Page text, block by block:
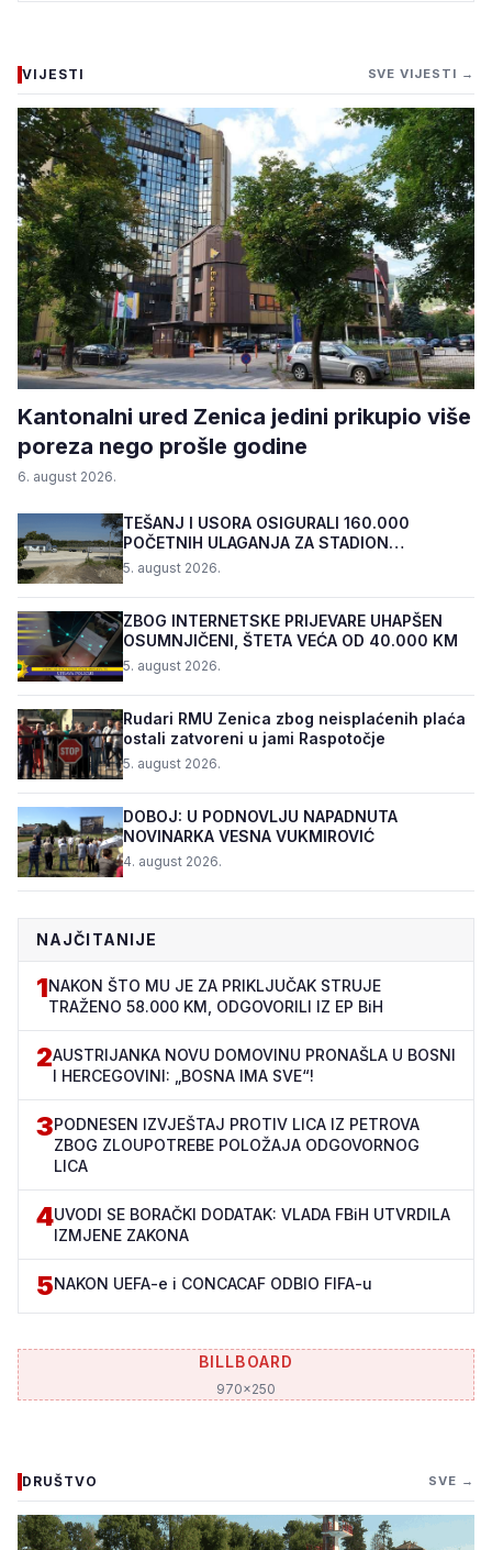
VIJESTI SVE VIJESTI →
Kantonalni ured Zenica jedini prikupio više
poreza nego prošle godine
6. august 2026.
TEŠANJ I USORA OSIGURALI 160.000
POČETNIH ULAGANJA ZA STADION
„TOPOLIK“
5. august 2026.
ZBOG INTERNETSKE PRIJEVARE UHAPŠEN
OSUMNJIČENI, ŠTETA VEĆA OD 40.000 KM
5. august 2026.
Rudari RMU Zenica zbog neisplaćenih plaća
ostali zatvoreni u jami Raspotočje
5. august 2026.
DOBOJ: U PODNOVLJU NAPADNUTA
NOVINARKA VESNA VUKMIROVIĆ
4. august 2026.
NAJČITANIJE
1NAKON ŠTO MU JE ZA PRIKLJUČAK STRUJE
TRAŽENO 58.000 KM, ODGOVORILI IZ EP BiH
2AUSTRIJANKA NOVU DOMOVINU PRONAŠLA U BOSNI
I HERCEGOVINI: „BOSNA IMA SVE“!
3PODNESEN IZVJEŠTAJ PROTIV LICA IZ PETROVA
ZBOG ZLOUPOTREBE POLOŽAJA ODGOVORNOG
LICA
4UVODI SE BORAČKI DODATAK: VLADA FBiH UTVRDILA
IZMJENE ZAKONA
5NAKON UEFA-e i CONCACAF ODBIO FIFA-u
BILLBOARD
970x250
DRUŠTVO SVE →